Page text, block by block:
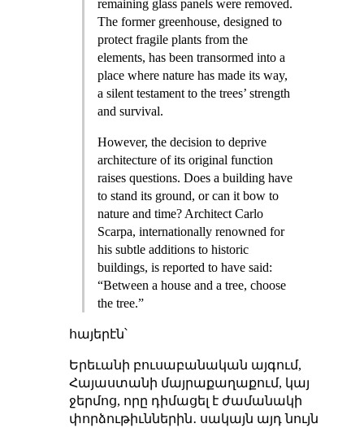
remaining glass panels were removed.
The former greenhouse, designed to
protect fragile plants from the
elements, has been transormed into a
place where nature has made its way,
a silent testament to the trees’ strength
and survival.
However, the decision to deprive
architecture of its original function
raises questions. Does a building have
to stand its ground, or can it bow to
nature and time? Architect Carlo
Scarpa, internationally renowned for
his subtle additions to historic
buildings, is reported to have said:
“Between a house and a tree, choose
the tree.”
հայերէն՝
Երեւանի բուսաբանական այգում,
Հայաստանի մայրաքաղաքում, կայ
ջերմոց, որը դիմացել է ժամանակի
փորձութիւններին․ սակայն այդ նույն